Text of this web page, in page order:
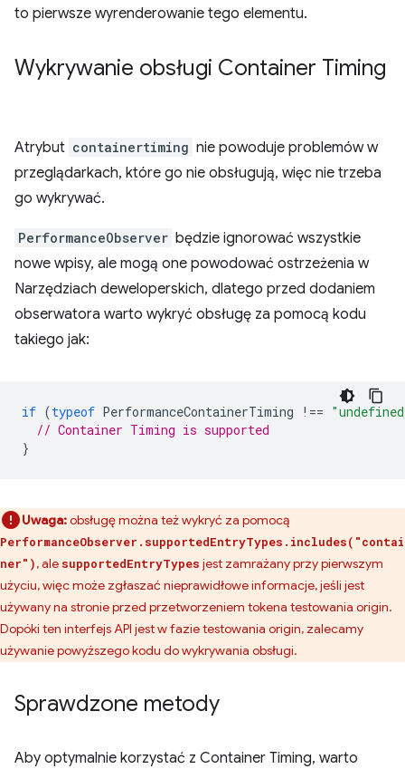
to pierwsze wyrenderowanie tego elementu.
Wykrywanie obsługi Container Timing
Atrybut containertiming nie powoduje problemów w
przeglądarkach, które go nie obsługują, więc nie trzeba
go wykrywać.
PerformanceObserver będzie ignorować wszystkie
nowe wpisy, ale mogą one powodować ostrzeżenia w
Narzędziach deweloperskich, dlatego przed dodaniem
obserwatora warto wykryć obsługę za pomocą kodu
takiego jak:
if (typeof PerformanceContainerTiming !==
// Container Timing is supported
}
Uwaga:obsługę można też wykryć za pomocą
PerformanceObserver.supportedEntryTypes.includes("contai
ner"), ale supportedEntryTypes jest zamrażany przy pierwszym
użyciu, więc może zgłaszać nieprawidłowe informacje, jeśli jest
używany na stronie przed przetworzeniem tokena testowania origin.
Dopóki ten interfejs API jest w fazie testowania origin, zalecamy
używanie powyższego kodu do wykrywania obsługi.
Sprawdzone metody
Aby optymalnie korzystać z Container Timing, warto